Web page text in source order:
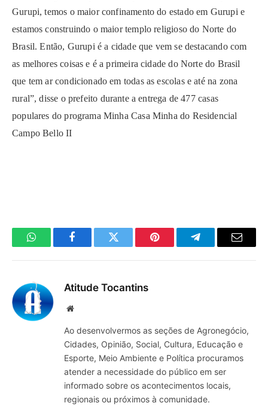
Gurupi, temos o maior confinamento do estado em Gurupi e
estamos construindo o maior templo religioso do Norte do
Brasil. Então, Gurupi é a cidade que vem se destacando com
as melhores coisas e é a primeira cidade do Norte do Brasil
que tem ar condicionado em todas as escolas e até na zona
rural”, disse o prefeito durante a entrega de 477 casas
populares do programa Minha Casa Minha do Residencial
Campo Bello II
WhatsAppFacebookTwitter Pinterest TelegramaE-
Atitude Tocantins
Site
Ao desenvolvermos as seções de Agronegócio,
Cidades, Opinião, Social, Cultura, Educação e
Esporte, Meio Ambiente e Política procuramos
atender a necessidade do público em ser
informado sobre os acontecimentos locais,
regionais ou próximos à comunidade.